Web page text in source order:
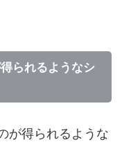
られるようなシ
が得られるような